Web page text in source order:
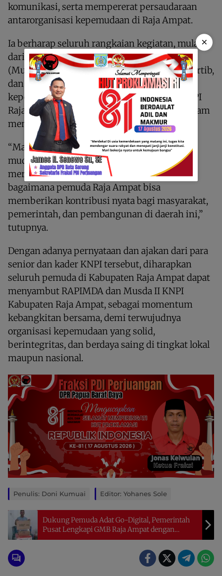
komunikasi, serta mempererat persaudaraan
antarorganisasi kepemudaan di Raja Ampat.
Ia berharap seluruh rangkaian kegiatan, mulai
dari RAPIMDA hingga Musyawarah Daerah
(Musda) II nanti, dapat berlangsung aman, tertib,
dan demokratis, serta menghasilkan
kepemimpinan yang mampu membawa KNPI
Raja Ampat lebih maju, inklusif, dan aktif dalam
mendukung pembangunan daerah.
“Mari kita jaga situasi tetap kondusif. Jangan
mudah terprovokasi oleh hal-hal yang bisa
merusak persatuan. Fokus kita adalah
bagaimana pemuda Raja Ampat bisa
memberikan kontribusi nyata bagi masyarakat,
pemerintah, dan pembangunan di daerah ini,”
tutupnya.
Dengan adanya pernyataan dan ajakan dari para
senior dan kader KNPI tersebut, diharapkan
seluruh pemuda di Kabupaten Raja Ampat dapat
menyambut RAPIMDA dan Musda II KNPI
Kabupaten Raja Ampat, sebagai momentum
kebangkitan bersama, demi terwujudnya
organisasi kepemudaan yang solid,
berintegritas, dan berdaya saing di tingkat lokal
maupun nasional.
Penulis: Doni Kumuai Editor: Yohanes Sole
Dukung Pemuda Adat Go-Digital, Pemerintah
Pusat Lengkapi GMB Raja Ampat dengan
Perangkat Teknologi Baru
×